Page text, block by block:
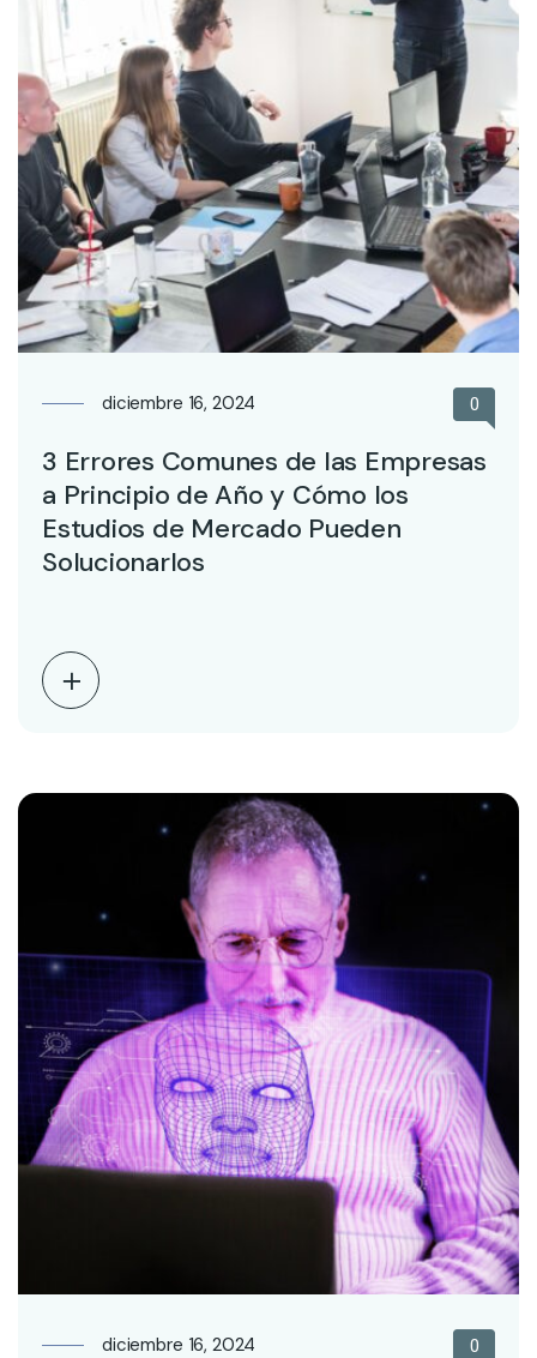
diciembre 16, 2024 0
3 Errores Comunes de las Empresas
a Principio de Año y Cómo los
Estudios de Mercado Pueden
Solucionarlos
diciembre 16, 2024 0